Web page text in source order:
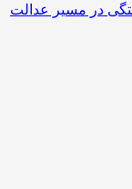
در مسیر عدالت